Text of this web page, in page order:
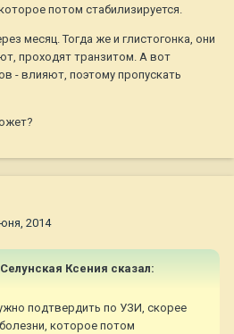
потом стабилизируется.
месяц. Тогда же и глистогонка, они
проходят транзитом. А вот
- влияют, поэтому пропускать
2014
Ксения сказал:
подтвердить по УЗИ, скорее
которое потом